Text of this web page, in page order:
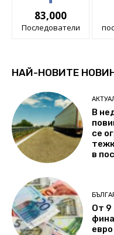
83,000
Последователи
НАЙ-НОВИТЕ
В
се
в
От 9
евро